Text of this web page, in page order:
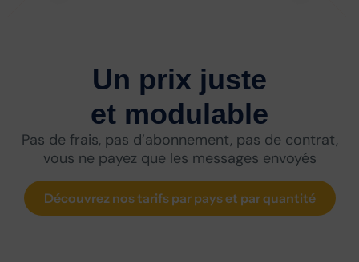
Un prix juste
et modulable
Pas de frais, pas d’abonnement, pas de contrat,
vous ne payez que les messages envoyés
Découvrez nos tarifs par pays et par quantité